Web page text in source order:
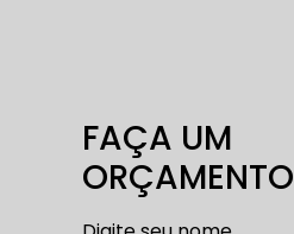
FAÇA UM
ORÇAMENTO